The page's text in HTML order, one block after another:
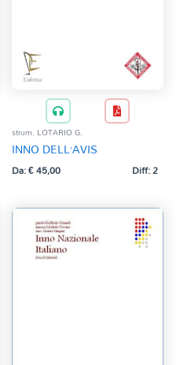
strum. LOTARIO G.
INNO DELL’AVIS
Da:€45,00 Diff: 2